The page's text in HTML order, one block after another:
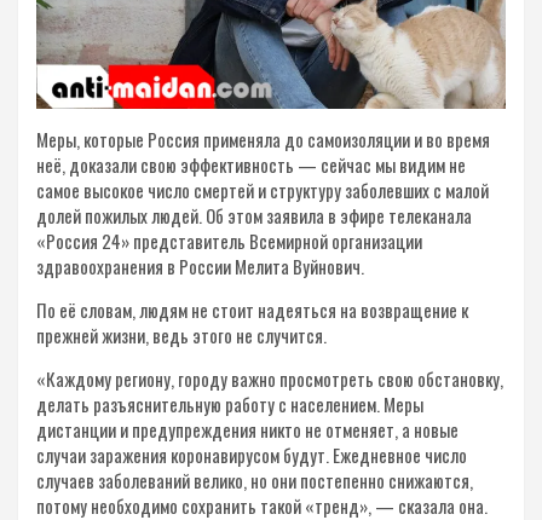
Меры, которые Россия применяла до самоизоляции и во время
неё, доказали свою эффективность — сейчас мы видим не
самое высокое число смертей и структуру заболевших с малой
долей пожилых людей. Об этом заявила в эфире телеканала
«Россия 24» представитель Всемирной организации
здравоохранения в России Мелита Вуйнович.
По её словам, людям не стоит надеяться на возвращение к
прежней жизни, ведь этого не случится.
«Каждому региону, городу важно просмотреть свою обстановку,
делать разъяснительную работу с населением. Меры
дистанции и предупреждения никто не отменяет, а новые
случаи заражения коронавирусом будут. Ежедневное число
случаев заболеваний велико, но они постепенно снижаются,
потому необходимо сохранить такой «тренд», — сказала она.